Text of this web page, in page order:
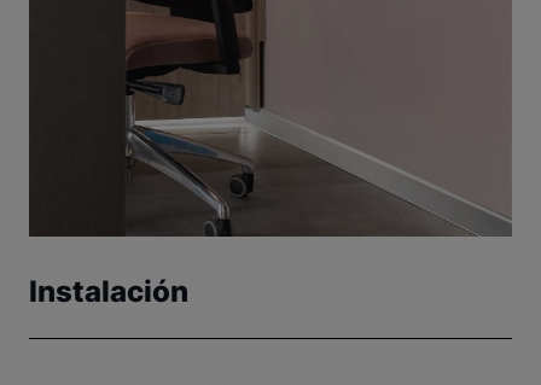
Instalación